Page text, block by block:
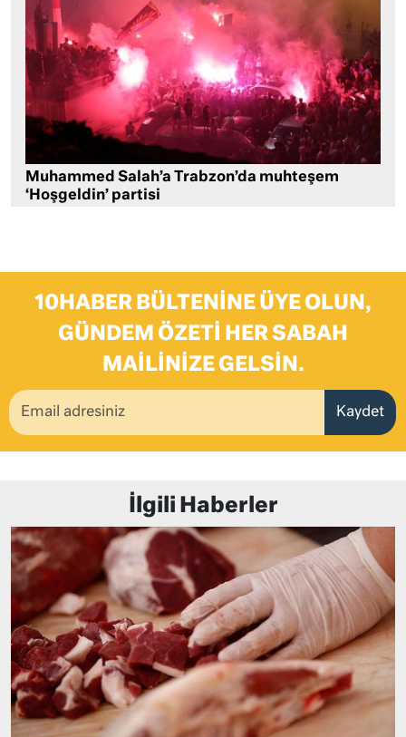
Muhammed Salah’a Trabzon’da muhteşem
‘Hoşgeldin’ partisi
10HABER BÜLTENINE ÜYE OLUN,
GÜNDEM ÖZETI HER SABAH
MAILINIZE GELSIN.
Kaydet
İlgili Haberler